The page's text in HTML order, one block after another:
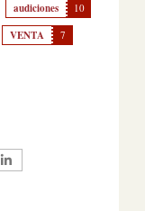
audiciones 10
VENTA 7